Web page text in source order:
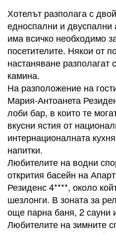
Хотелът разполага с
едноспални и двуспални
има всичко необходимо
посетителите. Някои от
настаняване разполагат
камина.
На разположение на
Мария-Антоанета
лоби бар, в които те
вкусни ястия от
интернационалната
напитки.
Любителите на водни
открития басейн на
Резиденс 4****, около
шезлонги. В зоната за
още парна баня, 2 сауни
Любителите на зимните